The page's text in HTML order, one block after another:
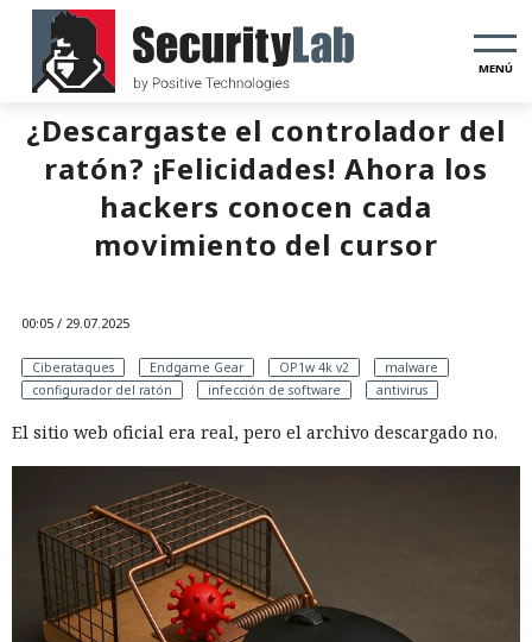
MENÚ
¿Descargaste el controlador del
ratón? ¡Felicidades! Ahora los
hackers conocen cada
movimiento del cursor
00:05 / 29.07.2025
Ciberataques Endgame Gear OP1w 4k v2
malware
configurador del ratón
infección de software antivirus
El sitio web oficial era real, pero el archivo descargado no.